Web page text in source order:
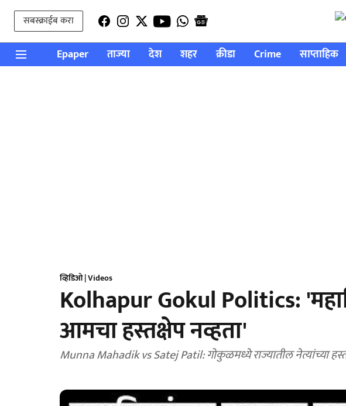
सबस्क्राईब करा
Epaper ताज्या देश शहर क्रीडा Crime साप्ताहिक
व्हिडिओ | Videos
Kolhapur Gokul Politics:
आमचा हस्तक्षेप नव्हता'
Munna Mahadik vs Satej Patil: गोकुळमध्ये राज्यातील नेत्यांच्या